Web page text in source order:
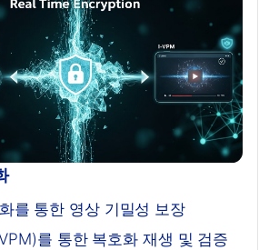
를 통한 영상 기밀성 보장
를 통한 복호화 재생 및 검증